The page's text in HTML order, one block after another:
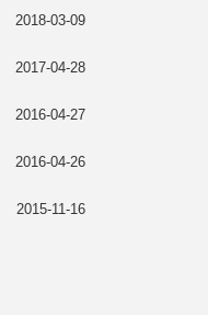
2018-03-09
2017-04-28
2016-04-27
2016-04-26
2015-11-16